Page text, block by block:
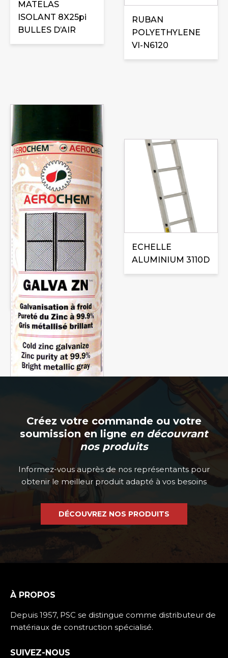
MATELAS
ISOLANT 8X25pi
BULLES D’AIR
RUBAN
POLYETHYLENE
VI-N6120
peuvent
être
choisies
sur
la
FROID
Ce
a
plusieurs
variations.
Les
options
peuvent
être
choisies
sur
la
page
du
produit
ECHELLE
ALUMINIUM 3110D
Créez votre commande ou votre
soumission en ligne en découvrant
nos produits
Informez-vous auprès de nos représentants pour
obtenir le meilleur produit adapté à vos besoins
DÉCOUVREZ NOS PRODUITS
À PROPOS
Depuis 1957, PSC se distingue comme distributeur de
matériaux de construction spécialisé.
SUIVEZ-NOUS